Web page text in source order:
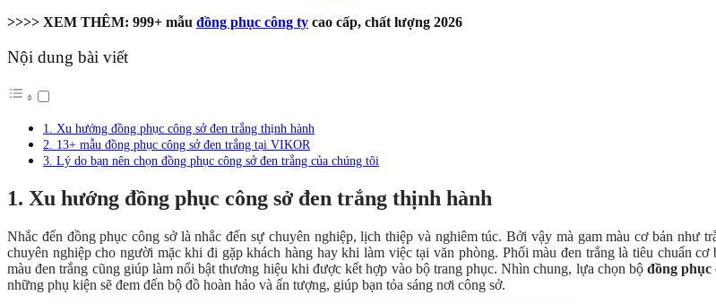
>>>> XEM THÊM: 999+ mẫu đồng phục công ty cao cấp, chất lượng 2026
Nội dung bài viết
1. Xu hướng đồng phục công sở đen trắng thịnh hành
2. 13+ mẫu đồng phục công sở đen trắng tại VIKOR
3. Lý do bạn nên chọn đồng phục công sở đen trắng của chúng tôi
1. Xu hướng đồng phục công sở đen trắng thịnh hành
Nhắc đến đồng phục công sở là nhắc đến sự chuyên nghiệp, lịch thiệp và nghiêm túc. Bởi vậy mà gam màu cơ bản như
chuyên nghiệp cho người mặc khi đi gặp khách hàng hay khi làm việc tại văn phòng. Phối màu đen trắng là tiêu chuẩn
màu đen trắng cũng giúp làm nổi bật thương hiệu khi được kết hợp vào bộ trang phục.Nhìn chung, lựa chọn bộđồng phục
những phụ kiện sẽ đem đến bộ đồ hoàn hảo và ấn tượng, giúp bạn tỏa sáng nơi công sở.